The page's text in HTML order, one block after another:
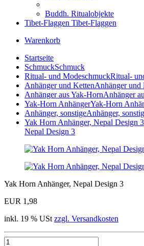
Buddh. Ritualobjekte
Tibet-Flaggen Tibet-Flaggen
Warenkorb
Startseite
SchmuckSchmuck
Ritual- und ModeschmuckRitual-
Anhänger und KettenAnhänger und
Anhänger aus Yak-HornAnhänger
Yak-Horn AnhängerYak-Horn
Anhänger, sonstigeAnhänger,
Yak Horn Anhänger, Nepal Design 3
Nepal Design 3
Yak Horn Anhänger, Nepal Design 3
EUR 1,98
inkl. 19 % USt zzgl. Versandkosten